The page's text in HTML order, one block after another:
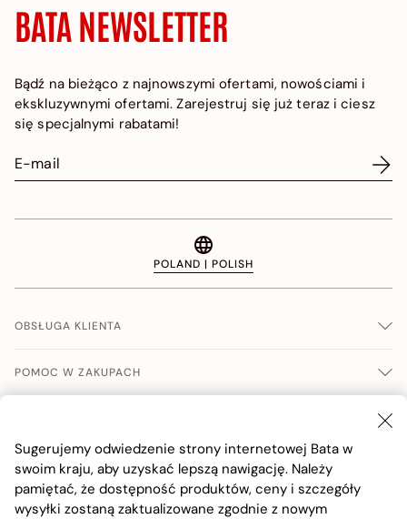
Sugerujemy odwiedzenie strony internetowej Bata w
swoim kraju, aby uzyskać lepszą nawigację. Należy
pamiętać, że dostępność produktów, ceny i szczegóły
wysyłki zostaną zaktualizowane zgodnie z nowym
BATA NEWSLETTER
Bądź na bieżąco z najnowszymi ofertami, nowościami i
ekskluzywnymi ofertami. Zarejestruj się już teraz i ciesz
się specjalnymi rabatami!
POLAND | POLISH
OBSŁUGA KLIENTA
POMOC W ZAKUPACH
FIRMA